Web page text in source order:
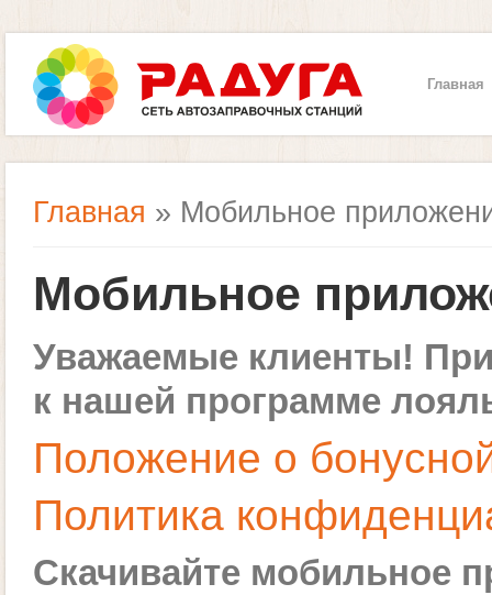
Главная
Вы здесь
Главная » Мобильное
Мобильное
Уважаемые клиенты!
к нашей программе
Положение о
Политика
Скачивайте мобильное